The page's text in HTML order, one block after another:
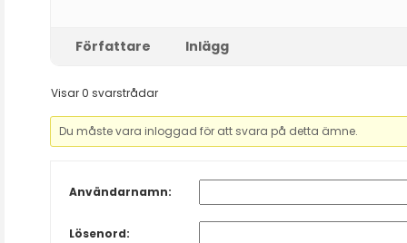
Författare Inlägg
Visar 0 svarstrådar
Du måste vara inloggad för att svara på detta ämne.
Användarnamn:
Lösenord: